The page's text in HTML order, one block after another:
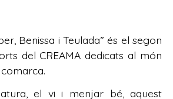
Benissa i Teulada” és el segon
del CREAMA dedicats al món
el vi i menjar bé, aquest